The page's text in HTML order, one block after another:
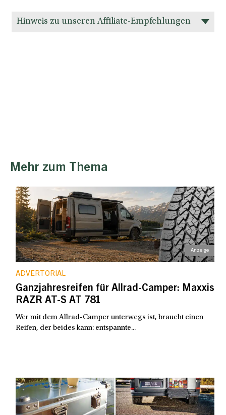
Hinweis zu unseren Affiliate-Empfehlungen
Mehr zum Thema
ADVERTORIAL
Ganzjahresreifen für Allrad-Camper: Maxxis
RAZR AT-S AT 781
Wer mit dem Allrad-Camper unterwegs ist, braucht einen
Reifen, der beides kann: entspannte...